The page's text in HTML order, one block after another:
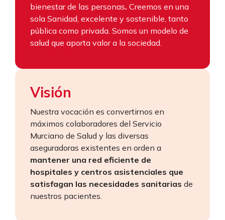
bienestar de las personas. Creemos en una
sola Sanidad, excelente y sostenible, tanto
pública como privada. Somos un modelo de
salud que aporta valor a la sociedad.
Visión
Nuestra vocación es convertirnos en
máximos colaboradores del Servicio
Murciano de Salud y las diversas
aseguradoras existentes en orden a
mantener una red eficiente de
hospitales y centros asistenciales que
satisfagan las necesidades sanitarias de
nuestros pacientes.